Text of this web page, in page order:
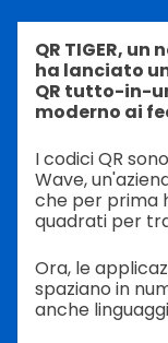
QR TIGER,
ha lanciato
QR tutto-in-
moderno ai
I codici QR
Wave,
che per prima
quadrati per
Ora, le
spaziano in
anche